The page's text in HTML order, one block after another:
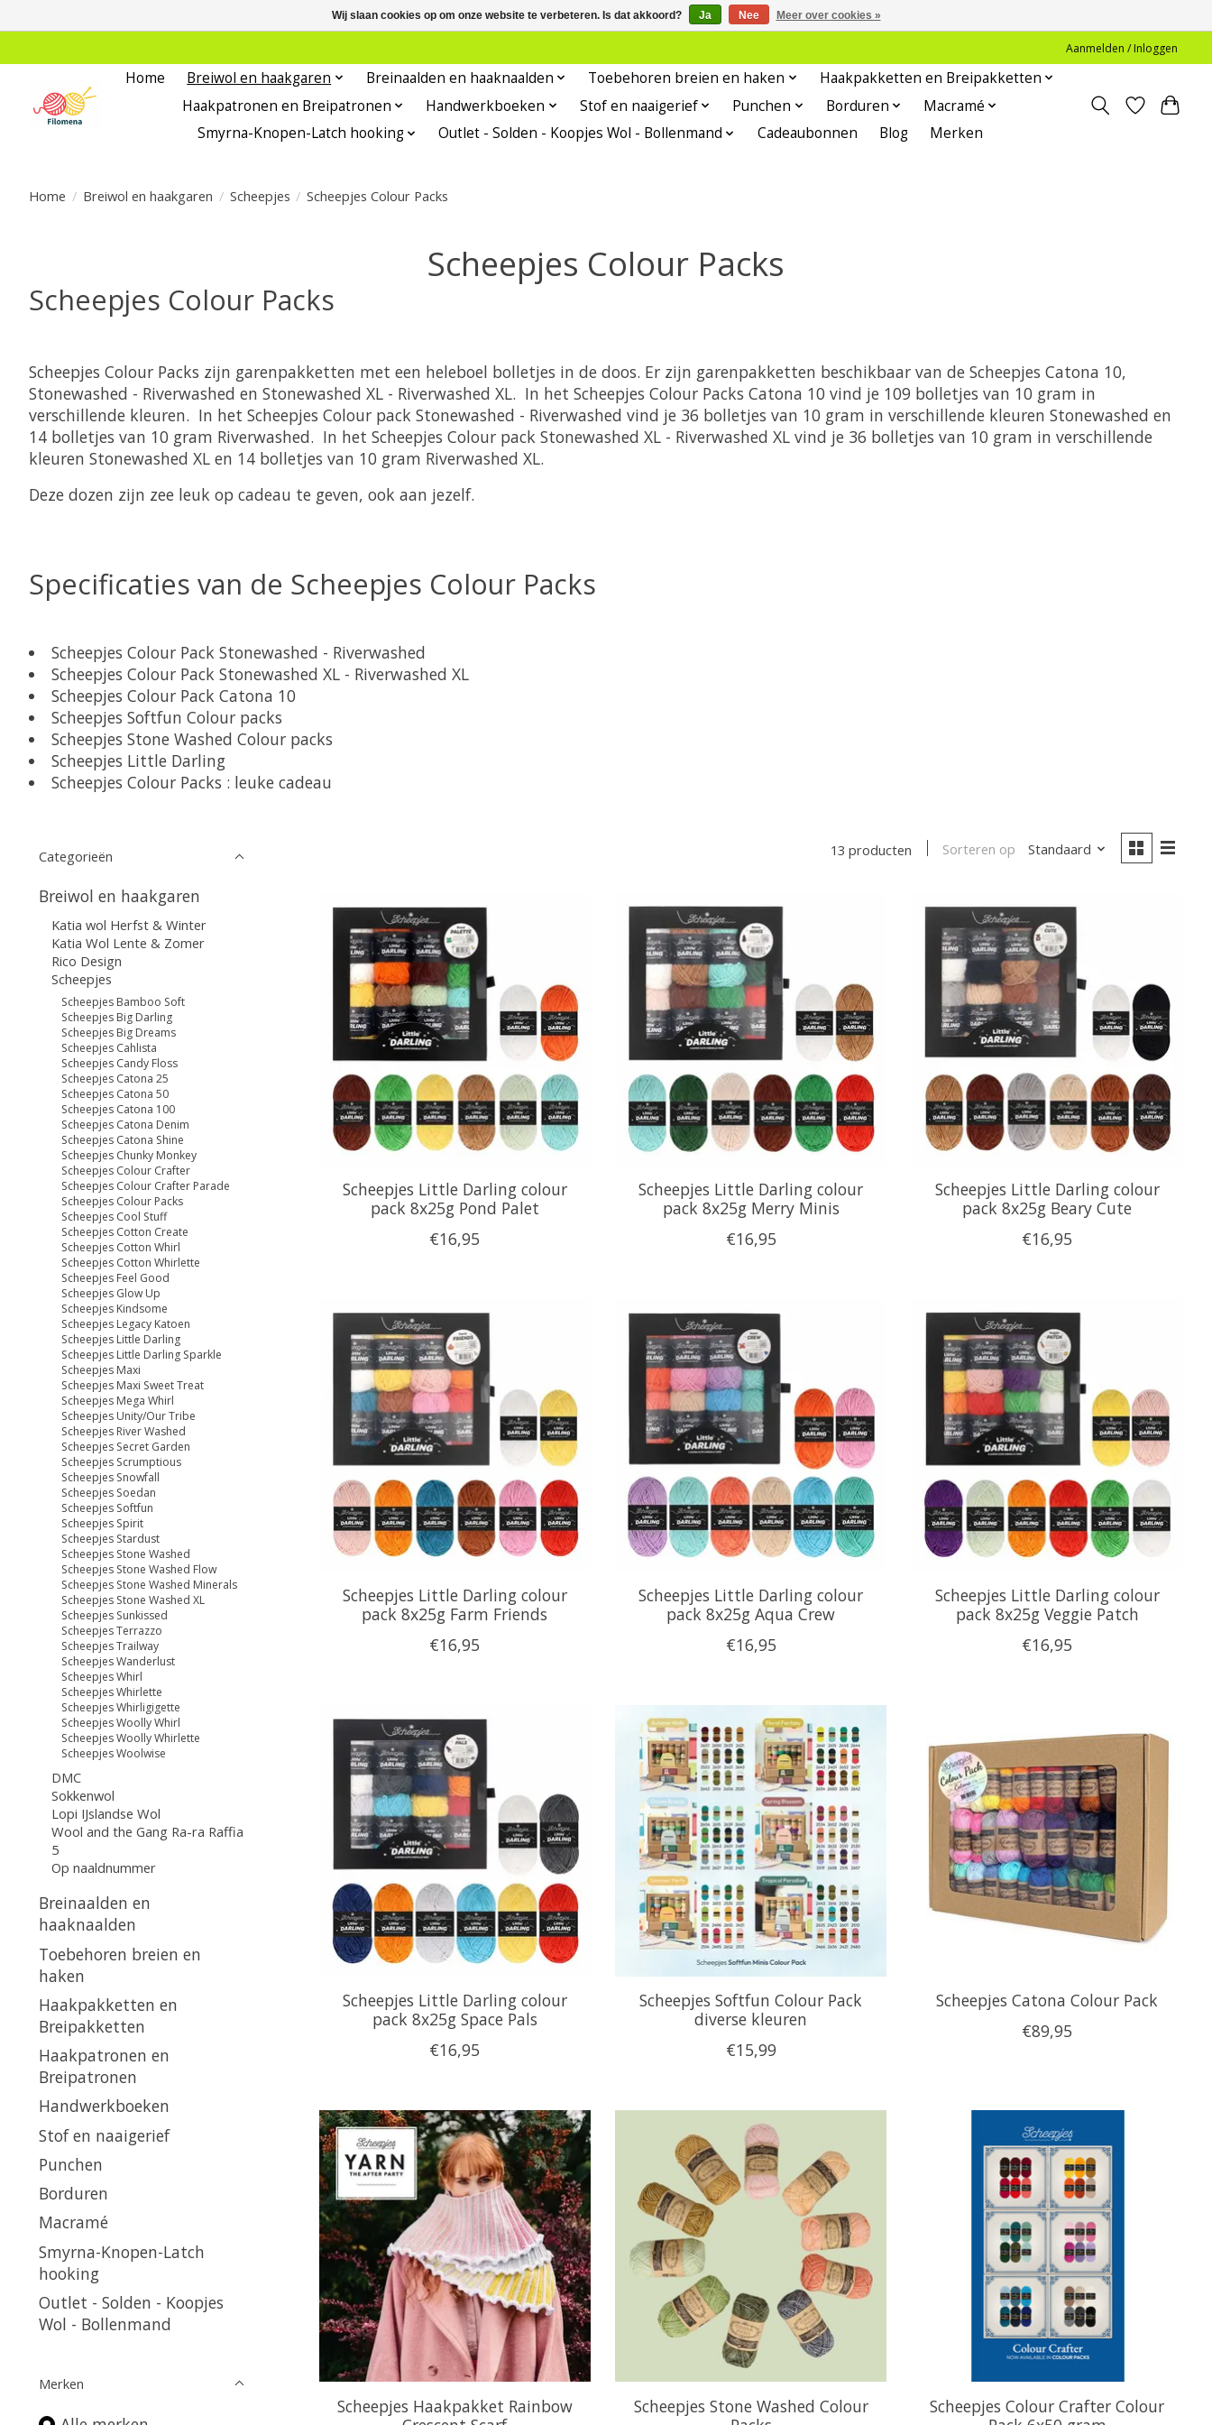
Aanmelden / Inloggen
Home Breiwol en haakgaren Breinaalden en haaknaalden Toebehoren breien en haken
Haakpakketten en Breipakketten
Haakpatronen en Breipatronen
Handwerkboeken Stof en naaigerief Punchen Borduren
Macramé
Smyrna-Knopen-Latch hooking
Outlet - Solden - Koopjes Wol - Bollenmand Cadeaubonnen Blog Merken
Home / Breiwol en haakgaren / Scheepjes / Scheepjes Colour Packs
Scheepjes Colour Packs
Scheepjes Colour Packs
Scheepjes Colour Packs zijn garenpakketten met een heleboel bolletjes in de doos. Er zijn garenpakketten beschikbaar van de Scheepjes Catona 10,
Stonewashed - Riverwashed en Stonewashed XL - Riverwashed XL. In het Scheepjes Colour Packs Catona 10 vind je 109 bolletjes van 10 gram in
verschillende kleuren. In het Scheepjes Colour pack Stonewashed - Riverwashed vind je 36 bolletjes van 10 gram in verschillende kleuren Stonewashed en
14 bolletjes van 10 gram Riverwashed. In het Scheepjes Colour pack Stonewashed XL - Riverwashed XL vind je 36 bolletjes van 10 gram in verschillende
kleuren Stonewashed XL en 14 bolletjes van 10 gram Riverwashed XL.
Deze dozen zijn zee leuk op cadeau te geven, ook aan jezelf.
Specificaties van de Scheepjes Colour Packs
Scheepjes Colour Pack Stonewashed - Riverwashed
Scheepjes Colour Pack Stonewashed XL - Riverwashed XL
Scheepjes Colour Pack Catona 10
Scheepjes Softfun Colour packs
Scheepjes Stone Washed Colour packs
Scheepjes Little Darling
Scheepjes Colour Packs : leuke cadeau
Categorieën
Breiwol en haakgaren
Katia wol Herfst & Winter
Katia Wol Lente & Zomer
Rico Design
Scheepjes
Scheepjes Bamboo Soft
Scheepjes Big Darling
Scheepjes Big Dreams
Scheepjes Cahlista
Scheepjes Candy Floss
Scheepjes Catona 25
Scheepjes Catona 50
Scheepjes Catona 100
Scheepjes Catona Denim
Scheepjes Catona Shine
Scheepjes Chunky Monkey
Scheepjes Colour Crafter
Scheepjes Colour Crafter Parade
Scheepjes Colour Packs
Scheepjes Cool Stuff
Scheepjes Cotton Create
Scheepjes Cotton Whirl
Scheepjes Cotton Whirlette
Scheepjes Feel Good
Scheepjes Glow Up
Scheepjes Kindsome
Scheepjes Legacy Katoen
Scheepjes Little Darling
Scheepjes Little Darling Sparkle
Scheepjes Maxi
Scheepjes Maxi Sweet Treat
Scheepjes Mega Whirl
Scheepjes Unity/Our Tribe
Scheepjes River Washed
Scheepjes Secret Garden
Scheepjes Scrumptious
Scheepjes Snowfall
Scheepjes Soedan
Scheepjes Softfun
Scheepjes Spirit
Scheepjes Stardust
Scheepjes Stone Washed
Scheepjes Stone Washed Flow
Scheepjes Stone Washed Minerals
Scheepjes Stone Washed XL
Scheepjes Sunkissed
Scheepjes Terrazzo
Scheepjes Trailway
Scheepjes Wanderlust
Scheepjes Whirl
Scheepjes Whirlette
Scheepjes Whirligigette
Scheepjes Woolly Whirl
Scheepjes Woolly Whirlette
Scheepjes Woolwise
DMC
Sokkenwol
Lopi IJslandse Wol
Wool and the Gang Ra-ra Raffia
5
Op naaldnummer
Breinaalden en
haaknaalden
Toebehoren breien en
haken
Haakpakketten en
Breipakketten
Haakpatronen en
Breipatronen
Handwerkboeken
Stof en naaigerief
Punchen
Borduren
Macramé
Smyrna-Knopen-Latch
hooking
Outlet - Solden - Koopjes
Wol - Bollenmand
Merken
13 producten Sorteren op Standaard
Scheepjes Little Darling colour
pack 8x25g Pond Palet
€16,95
Scheepjes Little Darling colour
pack 8x25g Merry Minis
€16,95
Scheepjes Little Darling colour
pack 8x25g Beary Cute
€16,95
Scheepjes Little Darling colour
pack 8x25g Farm Friends
€16,95
Scheepjes Little Darling colour
pack 8x25g Aqua Crew
€16,95
Scheepjes Little Darling colour
pack 8x25g Veggie Patch
€16,95
Scheepjes Little Darling colour
pack 8x25g Space Pals
€16,95
Scheepjes Softfun Colour Pack
diverse kleuren
€15,99
Scheepjes Catona Colour Pack
€89,95
Scheepjes Haakpakket Rainbow
Scheepjes Stone Washed Colour
Scheepjes Colour Crafter Colour
Wij slaan cookies op om onze website te verbeteren. Is dat akkoord? Ja Nee Meer over cookies »